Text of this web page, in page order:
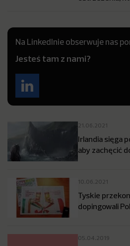
Na LinkedInie obserwuje nas
Jesteś tam z nami?
21.06.2021
Irlandia sięga
aby zachęcić
10.06.2021
Tyskie
dopingowali
05.04.2019